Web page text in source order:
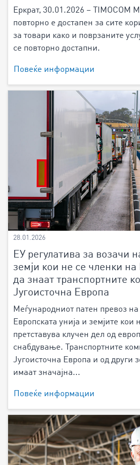
Еркрат, 30.01.2026 – TIMOCOM
повторно е достапен за сите
за товари како и поврзаните
се повторно достапни.
Повеќе информации
28.01.2026
ЕУ регулатива за возачи
земји кои не се членки
да знаат транспортните
Југоисточна Европа
Меѓународниот патен превоз на
Европската унија и земјите кои
претставува клучен дел од
снабдување. Транспортните
Југоисточна Европа и од други
имаат значајна...
Повеќе информации